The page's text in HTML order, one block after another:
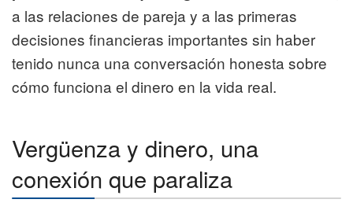
a las relaciones de pareja y a las primeras
decisiones financieras importantes sin haber
tenido nunca una conversación honesta sobre
cómo funciona el dinero en la vida real.
Vergüenza y dinero, una
conexión que paraliza